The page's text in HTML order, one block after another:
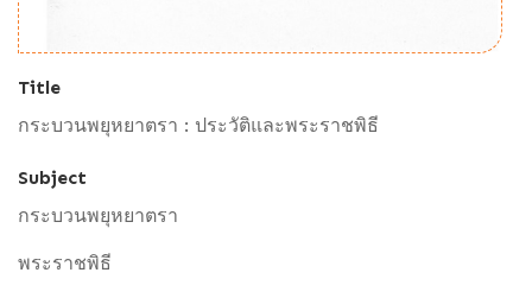
Title
กระบวนพยุหยาตรา : ประวัติและพระราชพิธี
Subject
กระบวนพยุหยาตรา
พระราชพิธี